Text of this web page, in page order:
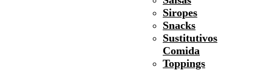
Siropes
Snacks
Sustitutivos
Comida
Toppings